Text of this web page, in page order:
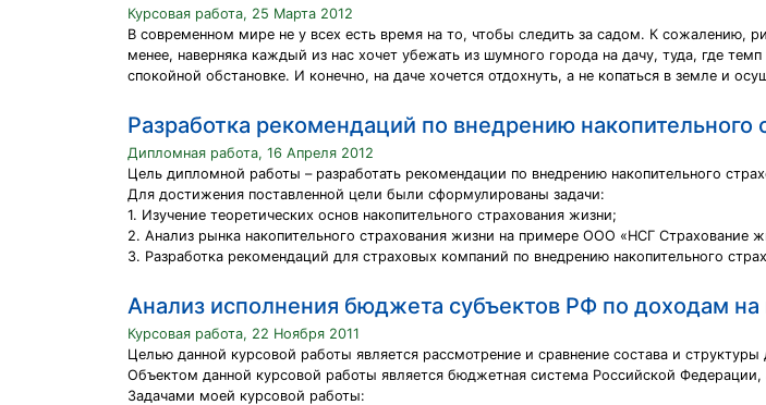
Курсовая работа, 25 Марта 2012
В современном мире не у всех есть время на то, чтобы следить за садом. К сожалению,
менее, наверняка каждый из нас хочет убежать из шумного города на дачу, туда, где
спокойной обстановке. И конечно, на даче хочется отдохнуть, а не копаться в земле и
Разработка рекомендаций по внедрению
Дипломная работа, 16 Апреля 2012
Цель дипломной работы – разработать рекомендации по внедрению накопительного
Для достижения поставленной цели были сформулированы задачи:
1. Изучение теоретических основ накопительного страхования жизни;
2. Анализ рынка накопительного страхования жизни на примере ООО «НСГ Страхование
3. Разработка рекомендаций для страховых компаний по внедрению накопительного
Анализ исполнения бюджета субъектов РФ по доходам
Курсовая работа, 22 Ноября 2011
Целью данной курсовой работы является рассмотрение и сравнение состава и
Объектом данной курсовой работы является бюджетная система Российской
Задачами моей курсовой работы: